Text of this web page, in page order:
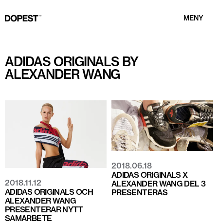
MENY
ADIDAS ORIGINALS BY
ALEXANDER WANG
2018.11.12
ADIDAS ORIGINALS OCH
ALEXANDER WANG
PRESENTERAR NYTT
SAMARBETE
2018.06.18
ADIDAS ORIGINALS X
ALEXANDER WANG DEL 3
PRESENTERAS